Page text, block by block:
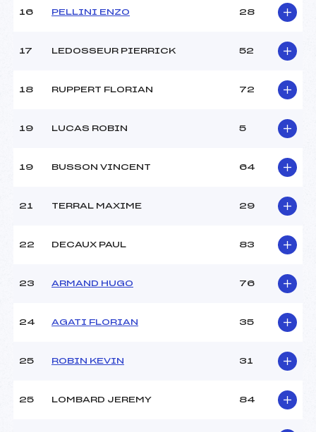
16 PELLINI ENZO 28
17 LEDOSSEUR PIERRICK 52
18 RUPPERT FLORIAN 72
19 LUCAS ROBIN 5
19 BUSSON VINCENT 64
21 TERRAL MAXIME 29
22 DECAUX PAUL 83
23 ARMAND HUGO 76
24 AGATI FLORIAN 35
25 ROBIN KEVIN 31
25 LOMBARD JEREMY 84